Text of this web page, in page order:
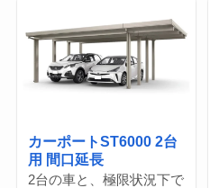
カーポートST6000 2台
用 間口延長
2台の車と、極限状況下で